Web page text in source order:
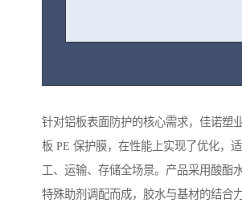
针对铝板表面防护的核心需求，佳诺塑
板 PE 保护膜，在性能上实现了优化，
工、运输、存储全场景。产品采用酸酯
特殊助剂调配而成，胶水与基材的结合